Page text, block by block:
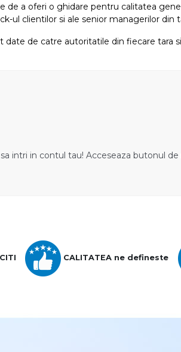
de a oferi o ghidare pentru calitatea
ul clientilor si ale senior managerilor din
date de catre autoritatile din fiecare
intri in contul tau! Acceseaza butonul
CALITATEA ne defineste